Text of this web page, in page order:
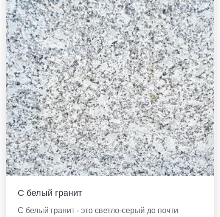
С белый гранит
С белый гранит - это светло-серый до почти